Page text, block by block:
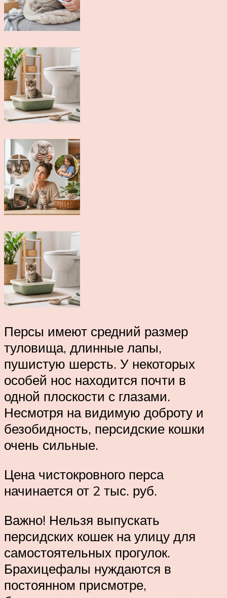
Персы имеют средний размер
туловища, длинные лапы,
пушистую шерсть. У некоторых
особей нос находится почти в
одной плоскости с глазами.
Несмотря на видимую доброту и
безобидность, персидские кошки
очень сильные.
Цена чистокровного перса
начинается от 2 тыс. руб.
Важно! Нельзя выпускать
персидских кошек на улицу для
самостоятельных прогулок.
Брахицефалы нуждаются в
постоянном присмотре,